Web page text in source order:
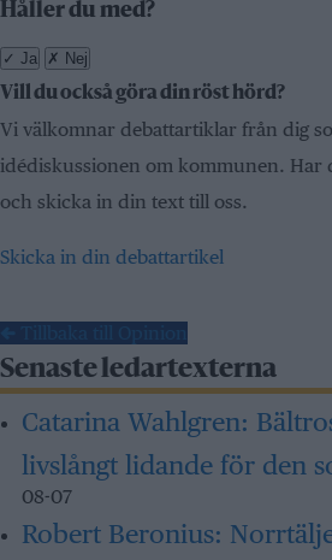
Håller du med?
✓ Ja ✗ Nej
Vill du också göra din röst hörd?
Vi välkomnar debattartiklar från dig
idédiskussionen om kommunen. Har
och skicka in din text till oss.
Skicka in din debattartikel
Senaste ledartexterna
Catarina Wahlgren:
livslångt lidande för den
08-07
Robert Beronius: